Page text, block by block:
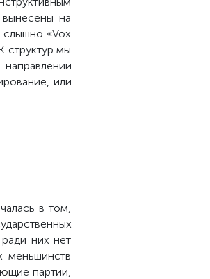
на
«Vox
структур мы
или
в том,
них нет
меньшинств
партии,